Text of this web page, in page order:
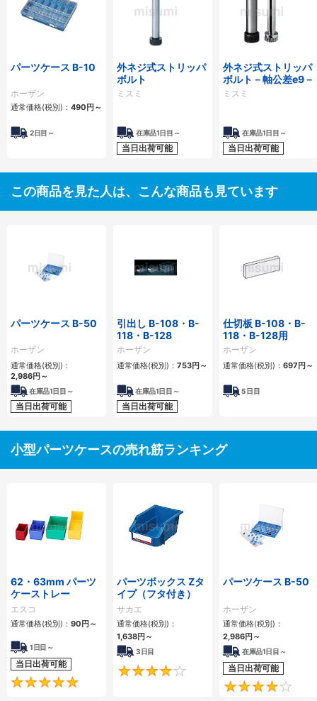
パーツケース B-10
ホーザン
通常価格(税別)： 490円 ～
2日目～
外ネジ式ストリッパ
ボルト
ミスミ
在庫品1日目～
当日出荷可能
外ネジ式ストリッパ
ボルト－軸公差e9－
ミスミ
在庫品1日目～
当日出荷可能
この商品を見た人は、こんな商品も見ています
パーツケース B-50
ホーザン
通常価格(税別)：
2,986円 ～
在庫品1日目～
当日出荷可能
引出し B-108・B-
118・B-128
ホーザン
通常価格(税別)： 753円 ～
在庫品1日目～
当日出荷可能
仕切板 B-108・B-
118・B-128用
ホーザン
通常価格(税別)： 697円 ～
5日目
小型パーツケースの売れ筋ランキング
62・63mm パーツ
ケーストレー
エスコ
通常価格(税別)： 90円 ～
1日目～
当日出荷可能
パーツボックス Zタ
イプ（フタ付き）
サカエ
通常価格(税別)：
1,638円 ～
3日目
4
パーツケース B-50
ホーザン
通常価格(税別)：
2,986円 ～
在庫品1日目～
当日出荷可能